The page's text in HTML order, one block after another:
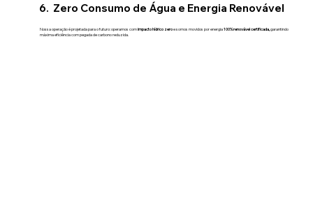
6. Zero Consumo de Água e Energia Renovável
Nossa operação é projetada para o futuro: operamos comimpacto hídrico zeroe somos movidos por energia100% renovável certificada, garantindo
máxima eficiência com pegada de carbono reduzida.